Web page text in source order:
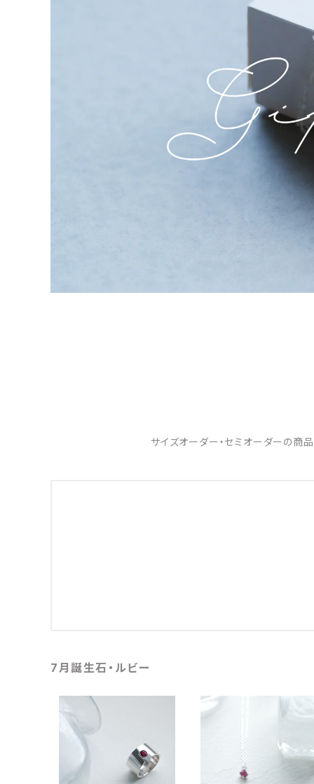
サイズオーダー・セミオーダーの商
7月誕生石・ルビー